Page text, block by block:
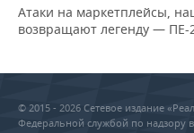
Атаки на маркетплейсы,
возвращают легенду — ПЕ-
© 2015 - 2026 Сетевое издание
Федеральной службой по надзору